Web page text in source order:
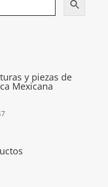
y piezas de
Mexicana